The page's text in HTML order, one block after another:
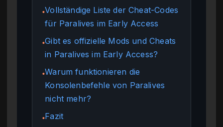
●Vollständige Liste der Cheat-Codes
für Paralives im Early Access
●Gibt es offizielle Mods und Cheats
in Paralives im Early Access?
●Warum funktionieren die
Konsolenbefehle von Paralives
nicht mehr?
●Fazit